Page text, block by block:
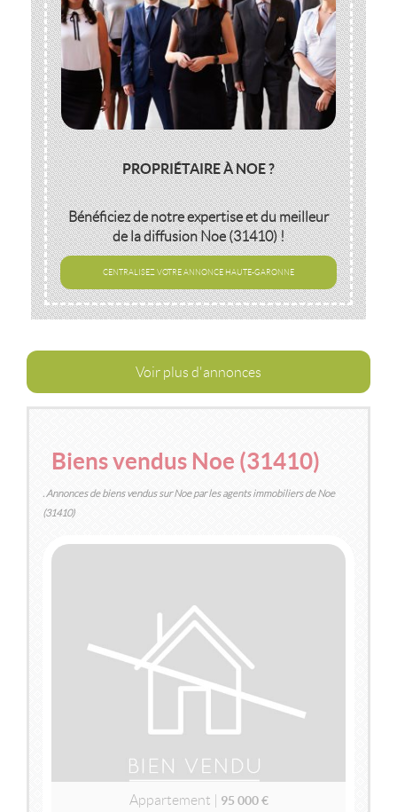
PROPRIÉTAIRE À NOE ?
Bénéficiez de notre expertise et du meilleur
de la diffusionNoe (31410)!
CENTRALISEZ VOTRE ANNONCE HAUTE-GARONNE
Voir plus d'annonces
Biens vendus Noe (31410)
. Annonces de biens vendus sur Noe par les agents immobiliers de Noe
(31410)
Appartement | 95 000 €
NOE(31410)
APPARTEMENT
95 000 €